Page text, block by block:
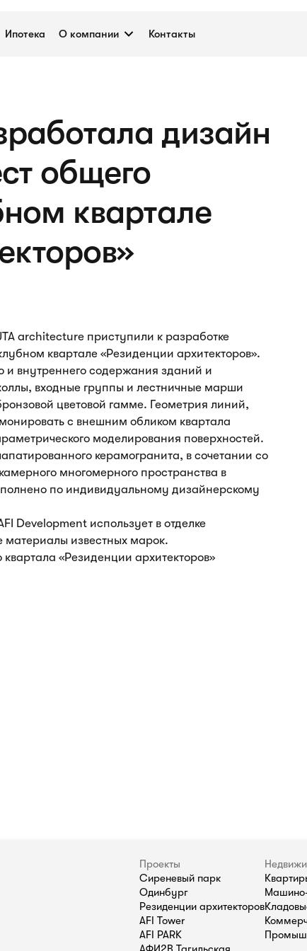
Ипотека О компании Контакты
дизайн
общего
квартале
architecture приступили к разработке
квартале «Резиденции архитекторов».
и внутреннего содержания зданий и
входные группы и лестничные марши
цветовой гамме. Геометрия линий,
с внешним обликом квартала
моделирования поверхностей.
керамогранита, в сочетании со
многомерного пространства в
по индивидуальному дизайнерскому
Development использует в отделке
материалы известных марок.
«Резиденции архитекторов»
Проекты
Сиреневый парк
Одинбург
Резиденции архитекторов
AFI Tower
AFI PARK